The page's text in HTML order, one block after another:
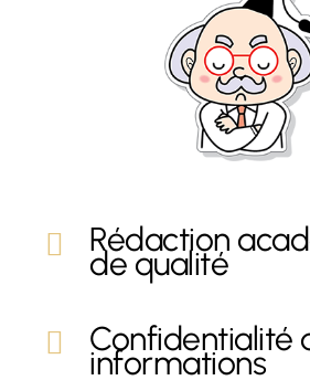
Rédaction
de qualité
Confidentialité
informations